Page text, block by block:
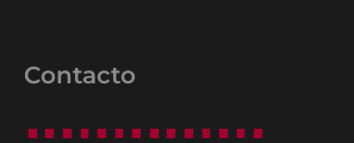
Contacto